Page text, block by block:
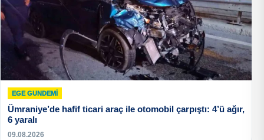
EGE GUNDEMİ
Ümraniye’de hafif ticari araç ile otomobil çarpıştı: 4’ü ağır,
6 yaralı
09.08.2026